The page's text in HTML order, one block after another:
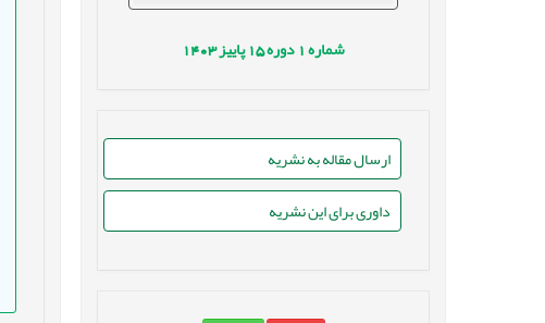
شماره دوره15 پاییز1403
ارسال مقاله به نشریه
داوری برای این نشریه